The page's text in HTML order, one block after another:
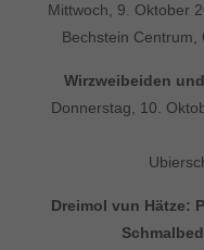
Mittwoch, 9. Oktober
Bechstein Centrum,
Wirzweibeiden
Donnerstag, 10.
Dreimol vun Hätze: